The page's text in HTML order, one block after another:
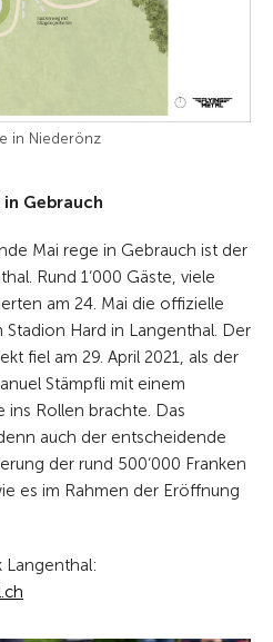
in Niederönz
Gebrauch
Mai rege in Gebrauch ist der
Rund 1‘000 Gäste, viele
am 24. Mai die offizielle
Hard in Langenthal. Der
fiel am 29. April 2021, als der
Stämpfli mit einem
ins Rollen brachte. Das
auch der entscheidende
der rund 500‘000 Franken
es im Rahmen der Eröffnung
Langenthal: